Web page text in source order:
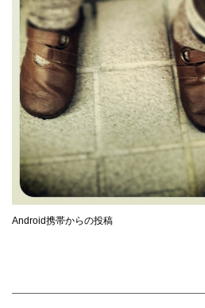
Android携帯からの投稿